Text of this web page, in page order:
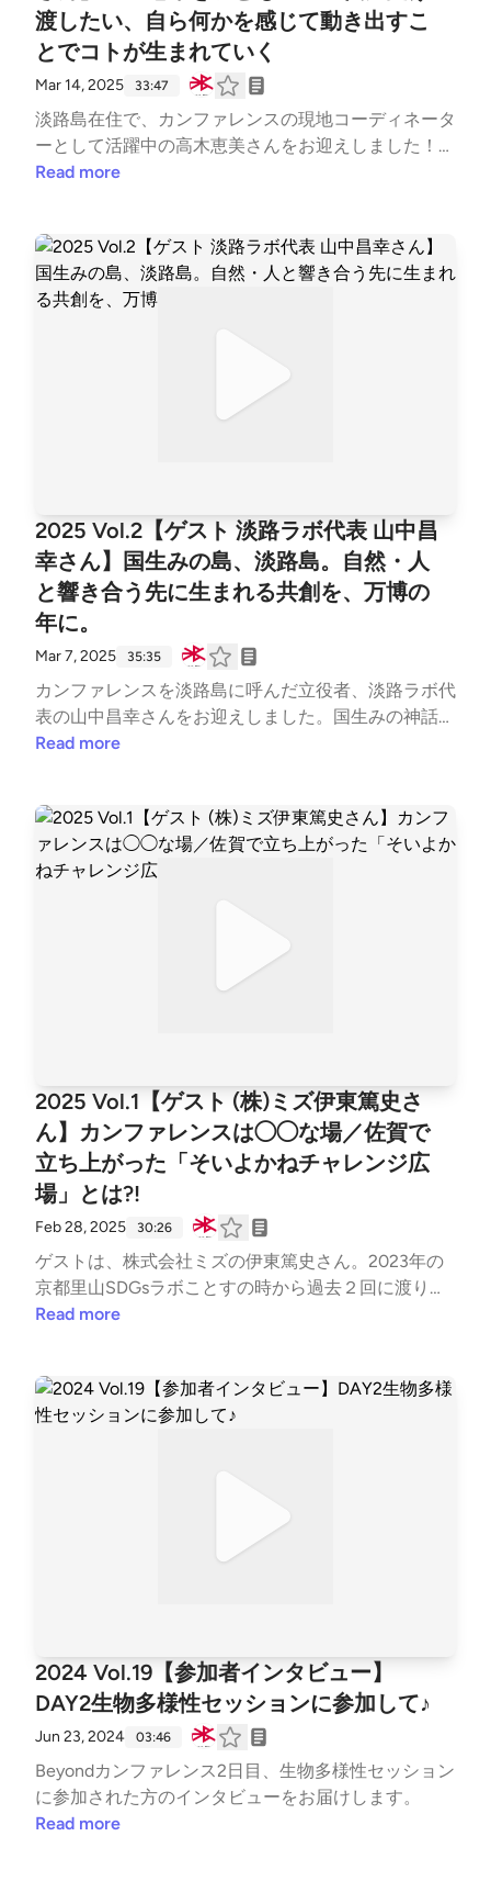
ETIC. ）
渡したい、自ら何かを感じて動き出すこ
とでコトが生まれていく
Mar 14, 2025 33:47
淡路島在住で、カンファレンスの現地コーディネータ
ーとして活躍中の高木恵美さんをお迎えしました！プ
ロジェクトが生まれる瞬間、大事にしているのは、自
ェクトをやろうと思う原動力になってきたとのこと
で、Beyondカンファレンスが淡路島にやってくるの
に期待感をもっているそうです。 〇ゲスト〇高木恵
める。2011年、自主保育サークルに出会い、運営し
ながら子どもたちと自然の中で過ごす豊かさを体感。
学講師。教育と環境に関わる場づくりに力を注いでい
る。 〇パーソナリティ◯北川幸子（NPO法人ETIC. ）
日出間真理子（NPO法人ETIC. ）
Read more
2025 Vol.2【ゲスト 淡路ラボ代表 山中昌
幸さん】国生みの島、淡路島。自然・人
と響き合う先に生まれる共創を、万博の
年に。
Mar 7, 2025 35:35
カンファレンスを淡路島に呼んだ立役者、淡路ラボ代
表の山中昌幸さんをお迎えしました。国生みの神話
や、島で育まれた文化（淡路島モンキーセンターの猿
生まれ、世界に広がるAuthentic Japanの活動へと繋
がり、2025年万博の年になるのか。山中さんの歩み
という物語を通じて、淡路島でカンファレンスをする
淡路支局長、NPO法人JAEファウンダー 〇パーソナ
リティ◯伊東篤史（株式会社 ミズ 経営戦略本部
TIC. コーディネーター）
Read more
2025 Vol.1【ゲスト (株)ミズ伊東篤史さ
ん】カンファレンスは◯◯な場／佐賀で
立ち上がった「そいよかねチャレンジ広
場」とは?!
Feb 28, 2025 30:26
ゲストは、株式会社ミズの伊東篤史さん。2023年の
京都里山SDGsラボことすの時から過去２回に渡り参
加された伊東さんが●どんなことを感じ、どんな影響
レンスに期待していることを伺いました！ 冒頭で
は、佐賀で立ち上がった「そいよかねチャレンジ広
て人々のつながりや、新たな発見が生まれていること
が明らかになっていきます。カンファレンスが人々の
部 まちづくり推進部 共創推進グループ） 〇パー
ソナリティ◯日出間真理子（NPO法人ETIC.）
Read more
2024 Vol.19【参加者インタビュー】
DAY2生物多様性セッションに参加して♪
Jun 23, 2024 03:46
Beyondカンファレンス2日目、生物多様性セッション
に参加された方のインタビューをお届けします。
Read more